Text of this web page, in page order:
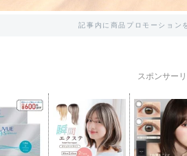
記事内に商品プロモーション
スポンサー